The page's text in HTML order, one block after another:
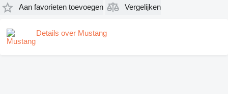
Aan favorieten toevoegen
Vergelijken
Details over Mustang